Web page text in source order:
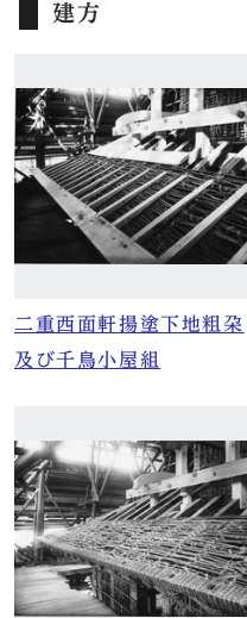
建方
二重西面軒揚塗下地粗朶
及び千鳥小屋組